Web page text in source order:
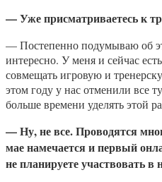
— Уже присматриваетесь к
— Постепенно подумываю об
интересно. У меня и сейчас
совмещать игровую и
этом году у нас отменили все
больше времени уделять этой
— Ну, не все. Проводятся
мае намечается и первый
не планируете участвовать в